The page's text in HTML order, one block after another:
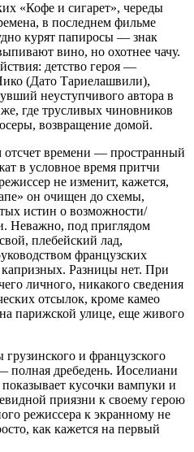
«Кофе и сигарет», череды
в последнем фильме
курят папиросы — знак
вино, но охотнее чачу.
детство героя —
(Дато Тариелашвили),
неуступчивого автора в
где трусливых чиновников
возвращение домой.
отсчет времени — пространный
в условное время притчи
не изменит, кажется,
он очищен до схемы,
истин о возможности/
Неважно, под приглядом
плебейский лад,
французских
Разницы нет. При
личного, никакого сведения
отсылок, кроме камео
парижской улице, еще живого
и французского
дребедень. Иоселиани
кусочки вампуки и
приязни к своему герою
режиссера к экранному не
как кажется на первый